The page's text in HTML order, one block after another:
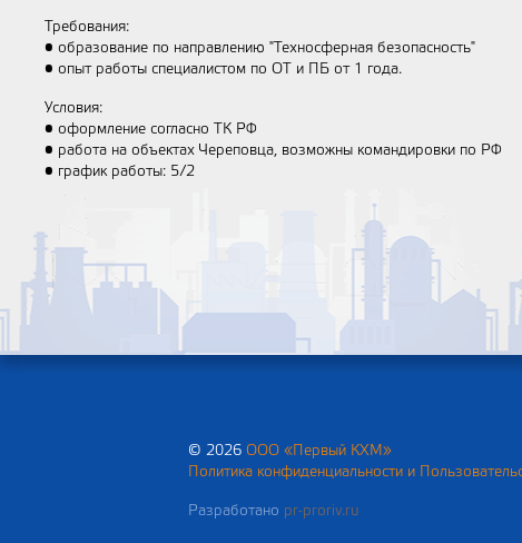
Требования:
• образование по направлению "Техносферная безопасность"
• опыт работы специалистом по ОТ и ПБ от 1 года.
Условия:
• оформление согласно ТК РФ
• работа на объектах Череповца, возможны командировки по РФ
• график работы: 5/2
© 2026 ООО «Первый КХМ»
Политика конфиденциальности и
Разработано pr-proriv.ru